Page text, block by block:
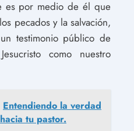
es por medio de él que
pecados y la salvación,
testimonio público de
como nuestro
Entendiendo la verdad
tu pastor.